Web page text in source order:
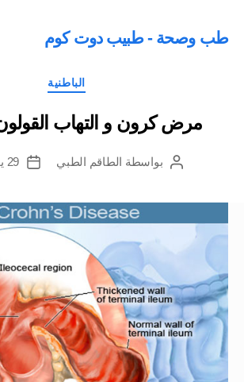
طب وصحة - طبيب دوت كوم
التصنيفات
الباطنية
مرض كرون و التهاب
كاتببواسطة الطاقم الطبي
تاريخ
29 يوليو، 2026